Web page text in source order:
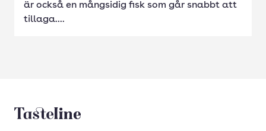
är också en mångsidig fisk som går snabbt att
tillaga....
Tasteline startsida